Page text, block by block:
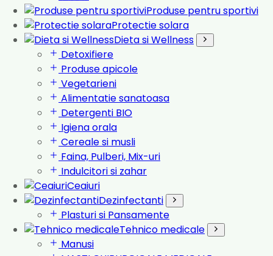
Produse pentru sportivi
Protectie solara
Dieta si Wellness
Detoxifiere
Produse apicole
Vegetarieni
Alimentatie sanatoasa
Detergenti BIO
Igiena orala
Cereale si musli
Faina, Pulberi, Mix-uri
Indulcitori si zahar
Ceaiuri
Dezinfectanti
Plasturi si Pansamente
Tehnico medicale
Manusi